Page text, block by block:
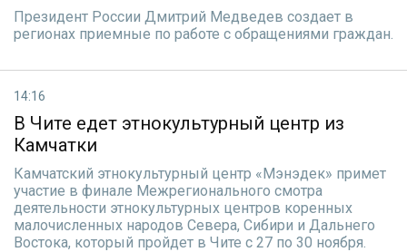
Президент России Дмитрий Медведев создает в
регионах приемные по работе с обращениями граждан.
14:16
В Чите едет этнокультурный центр из
Камчатки
Камчатский этнокультурный центр «Мэнэдек» примет
участие в финале Межрегионального смотра
деятельности этнокультурных центров коренных
малочисленных народов Севера, Сибири и Дальнего
Востока, который пройдет в Чите с 27 по 30 ноября.